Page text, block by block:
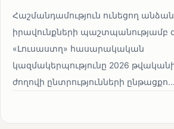
Հաշմանդամություն ունեցող
իրավունքների պաշտպանությամբ
«Լուսաստղ» հասարակական
կազմակերպությունը 2026
ժողովի ընտրությունների ընթացքո...